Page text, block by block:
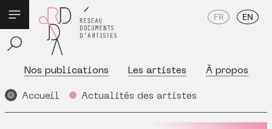
Nos publications Les artistes À propos
FR EN
Accueil Actualités des artistes